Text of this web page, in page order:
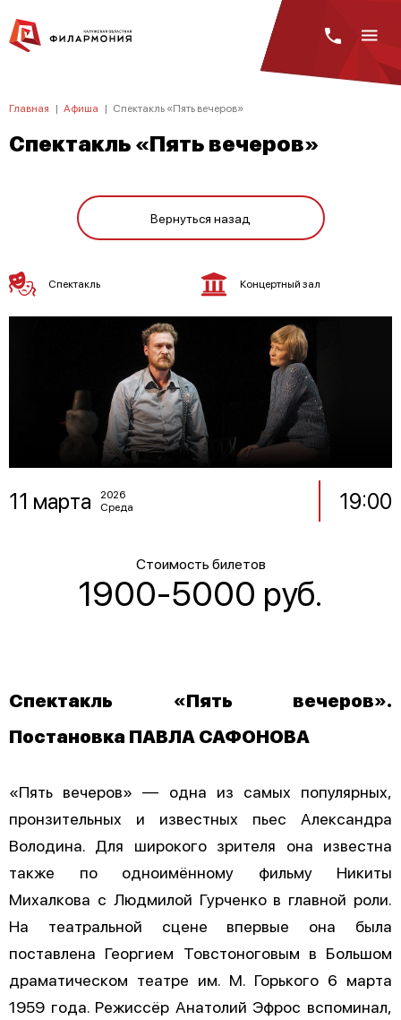
Главная | Афиша | Спектакль «Пять вечеров»
Спектакль «Пять вечеров»
Вернуться назад
11 марта
2026
Среда
19:00
Стоимость билетов
1900-5000 руб.
Спектакль Концертный зал
Спектакль «Пять вечеров».
Постановка ПАВЛА САФОНОВА
«Пять вечеров» — одна из самых популярных,
пронзительных и известных пьес Александра
Володина. Для широкого зрителя она известна
также по одноимённому фильму Никиты
Михалкова с Людмилой Гурченко в главной роли.
На театральной сцене впервые она была
поставлена Георгием Товстоноговым в Большом
драматическом театре им. М. Горького 6 марта
1959 года. Режиссёр Анатолий Эфрос вспоминал,